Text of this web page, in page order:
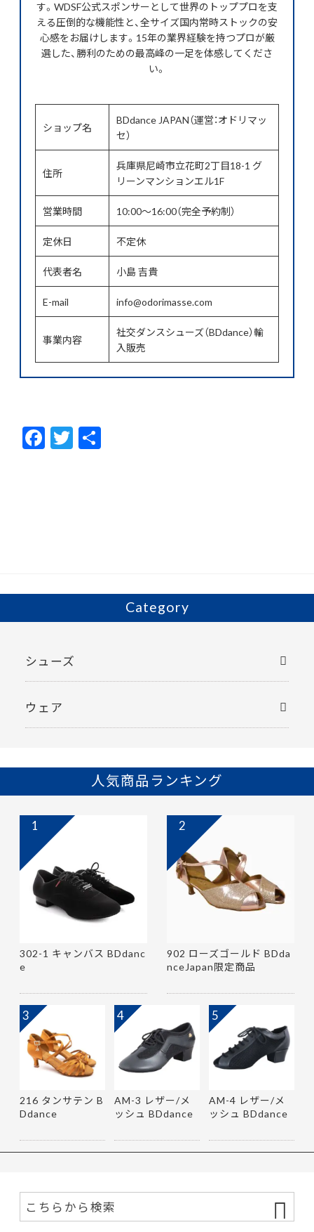
す。WDSF公式スポンサーとして世界のトッププロを支
える圧倒的な機能性と、全サイズ国内常時ストックの安
心感をお届けします。15年の業界経験を持つプロが厳
選した、勝利のための最高峰の一足を体感してくださ
い。
ショップ名
BDdance JAPAN（運営：オドリマッ
セ）
住所
兵庫県尼崎市立花町2丁目18-1 グ
リーンマンションエル1F
営業時間 10:00〜16:00（完全予約制）
定休日 不定休
代表者名 小島 吉貴
E-mail info@odorimasse.com
事業内容
社交ダンスシューズ（BDdance）輸
入販売
F
ac
T
w
Category
シューズ
ウェア
人気商品ランキング
302-1 キャンバス BDdanc
e
1
902 ローズゴールド BDda
nceJapan限定商品
2
216 タンサテン B
Ddance
3
AM-3 レザー/メ
ッシュ BDdance
4
AM-4 レザー/メ
ッシュ BDdance
5